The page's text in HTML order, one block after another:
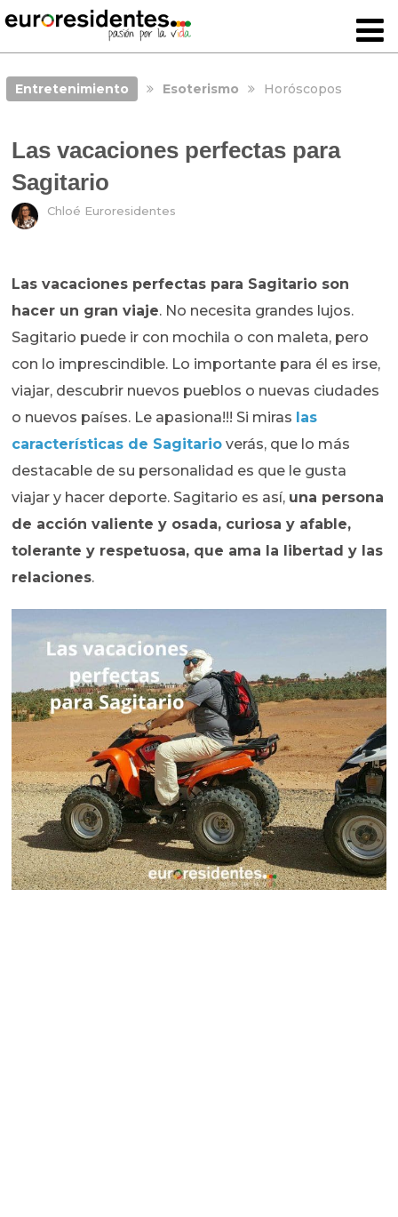
Entretenimiento Esoterismo Horóscopos
Las vacaciones perfectas para
Sagitario
Chloé Euroresidentes
Las vacaciones perfectas para Sagitario son
hacer un gran viaje. No necesita grandes lujos.
Sagitario puede ir con mochila o con maleta, pero
con lo imprescindible. Lo importante para él es irse,
viajar, descubrir nuevos pueblos o nuevas ciudades
o nuevos países. Le apasiona!!! Si miras las
características de Sagitario verás, que lo más
destacable de su personalidad es que le gusta
viajar y hacer deporte. Sagitario es así, una persona
de acción valiente y osada, curiosa y afable,
tolerante y respetuosa, que ama la libertad y las
relaciones.